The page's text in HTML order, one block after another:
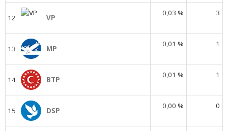
12 VP
0,03 % 3
13 MP
0,01 % 1
14 BTP
0,01 % 1
15 DSP
0,00 % 0